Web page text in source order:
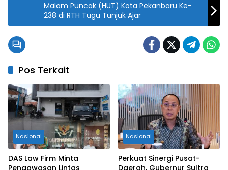
Malam Puncak (HUT) Kota Pekanbaru Ke-
238 di RTH Tugu Tunjuk Ajar
Pos Terkait
Nasional
DAS Law Firm Minta
Pengawasan Lintas
Nasional
Perkuat Sinergi Pusat-
Daerah, Gubernur Sultra